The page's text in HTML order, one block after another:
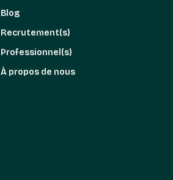
Blog
Recrutement(s)
Professionnel(s)
À propos de nous